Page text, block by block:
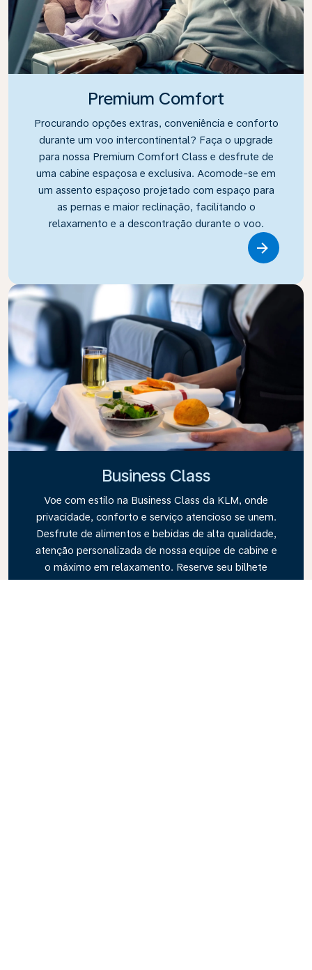
Premium Comfort
Procurando opções extras, conveniência e conforto
durante um voo intercontinental? Faça o upgrade
para nossa Premium Comfort Class e desfrute de
uma cabine espaçosa e exclusiva. Acomode-se em
um assento espaçoso projetado com espaço para
as pernas e maior reclinação, facilitando o
relaxamento e a descontração durante o voo.
Business Class
Voe com estilo na Business Class da KLM, onde
privacidade, conforto e serviço atencioso se unem.
Desfrute de alimentos e bebidas de alta qualidade,
atenção personalizada de nossa equipe de cabine e
o máximo em relaxamento. Reserve seu bilhete
eletrônico na Business Class hoje mesmo e